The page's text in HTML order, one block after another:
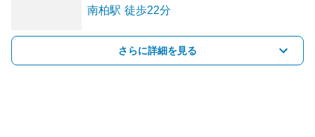
南柏駅 徒歩22分
さらに詳細を見る